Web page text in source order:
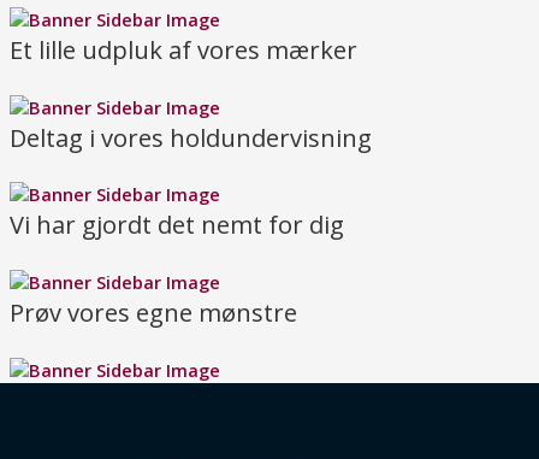
Et lille udpluk af vores mærker
Deltag i vores holdundervisning
Vi har gjordt det nemt for dig
Prøv vores egne mønstre